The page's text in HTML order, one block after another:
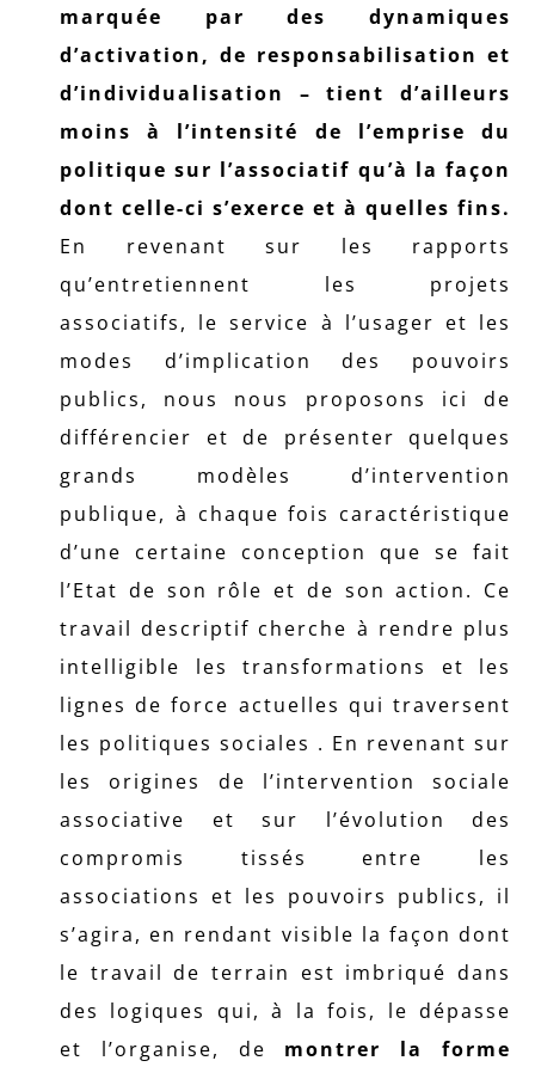
marquée par des dynamiques
d’activation, de responsabilisation et
d’individualisation – tient d’ailleurs
moins à l’intensité de l’emprise du
politique sur l’associatif qu’à la façon
dont celle-ci s’exerce et à quelles fins.
En revenant sur les rapports
qu’entretiennent les projets
associatifs, le service à l’usager et les
modes d’implication des pouvoirs
publics, nous nous proposons ici de
différencier et de présenter quelques
grands modèles d’intervention
publique, à chaque fois caractéristique
d’une certaine conception que se fait
l’Etat de son rôle et de son action. Ce
travail descriptif cherche à rendre plus
intelligible les transformations et les
lignes de force actuelles qui traversent
les politiques sociales . En revenant sur
les origines de l’intervention sociale
associative et sur l’évolution des
compromis tissés entre les
associations et les pouvoirs publics, il
s’agira, en rendant visible la façon dont
le travail de terrain est imbriqué dans
des logiques qui, à la fois, le dépasse
et l’organise, de montrer la forme